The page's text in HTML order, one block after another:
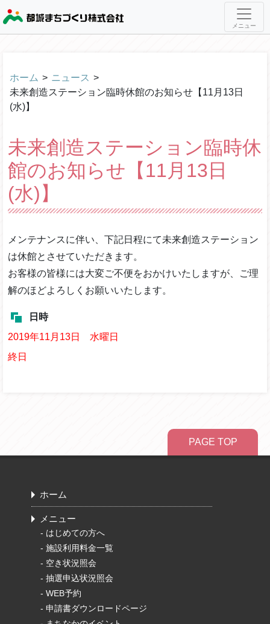
メニュー
ホーム > ニュース >
未来創造ステーション臨時休館のお知らせ【11月13日
(水)】
未来創造ステーション臨時休
館のお知らせ【11月13日
(水)】
メンテナンスに伴い、下記日程にて未来創造ステーション
は休館とさせていただきます。
お客様の皆様には大変ご不便をおかけいたしますが、ご理
解のほどよろしくお願いいたします。
日時
2019年11月13日 水曜日
終日
PAGE TOP
ホーム
メニュー
- はじめての方へ
- 施設利用料金一覧
- 空き状況照会
- 抽選申込状況照会
- WEB予約
- 申請書ダウンロードページ